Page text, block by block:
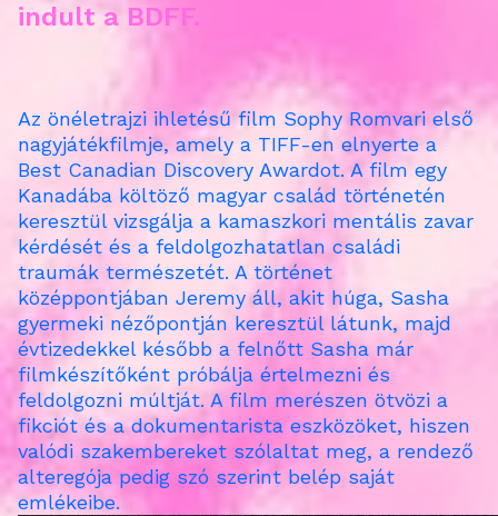
indult a BDFF.
Az önéletrajzi ihletésű film Sophy Romvari első
nagyjátékfilmje, amely a TIFF-en elnyerte a
Best Canadian Discovery Awardot. A film egy
Kanadába költöző magyar család történetén
keresztül vizsgálja a kamaszkori mentális zavar
kérdését és a feldolgozhatatlan családi
traumák természetét. A történet
középpontjában Jeremy áll, akit húga, Sasha
gyermeki nézőpontján keresztül látunk, majd
évtizedekkel később a felnőtt Sasha már
filmkészítőként próbálja értelmezni és
feldolgozni múltját. A film merészen ötvözi a
fikciót és a dokumentarista eszközöket, hiszen
valódi szakembereket szólaltat meg, a rendező
alteregója pedig szó szerint belép saját
emlékeibe.